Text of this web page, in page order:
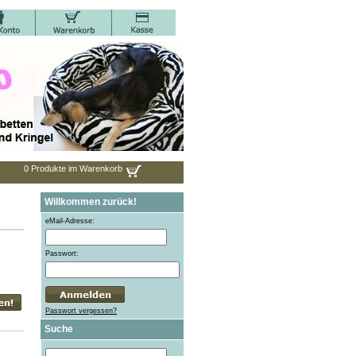
0 Produkte im Warenkorb
Willkommen zurück!
eMail-Adresse:
Passwort:
Passwort vergessen?
Suche